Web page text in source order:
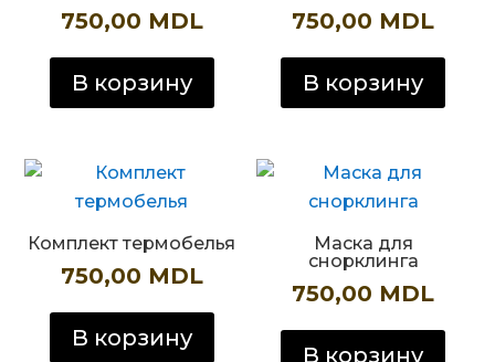
750,00 MDL
В корзину
750,00 MDL
В корзину
Комплект термобелья
750,00 MDL
В корзину
Маска для
снорклинга
750,00 MDL
В корзину